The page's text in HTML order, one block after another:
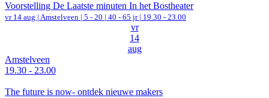
Voorstelling De Laatste minuten In het Bostheater
vr 14 aug | Amstelveen | 5 - 20 | 40 - 65 jr | 19.30 - 23.00
vr
14
aug
Amstelveen
19.30 - 23.00
The future is now- ontdek nieuwe makers